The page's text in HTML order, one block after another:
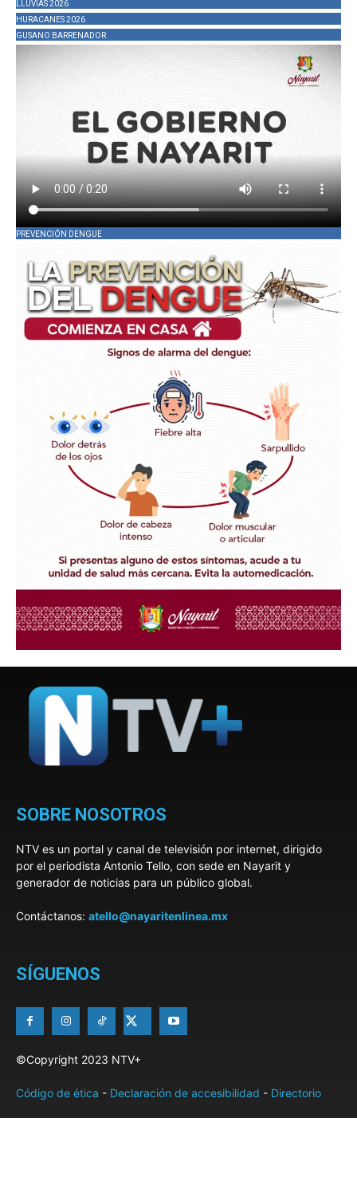
LLUVIAS 2026
HURACANES 2026
GUSANO BARRENADOR
PREVENCIÓN DENGUE
SOBRE NOSOTROS
NTV es un portal y canal de televisión por internet, dirigido
por el periodista Antonio Tello, con sede en Nayarit y
generador de noticias para un público global.
Contáctanos: atello@nayaritenlinea.mx
SÍGUENOS
©Copyright 2023 NTV+
Código de ética - Declaración de accesibilidad - Directorio